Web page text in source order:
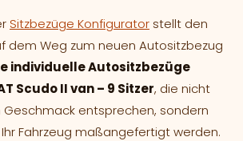
Sitzbezüge Konfigurator stellt den
dem Weg zum neuen Autositzbezug
individuelle Autositzbezüge
Scudo II van – 9 Sitzer, die nicht
Geschmack entsprechen, sondern
Fahrzeug maßangefertigt werden.